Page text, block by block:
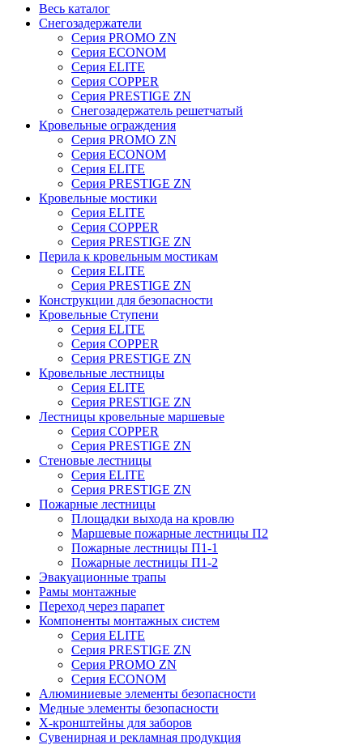
Весь каталог
Снегозадержатели
Серия PROMO ZN
Серия ECONOM
Серия ELITE
Серия COPPER
Серия PRESTIGE ZN
Снегозадержатель решетчатый
Кровельные ограждения
Серия PROMO ZN
Серия ECONOM
Серия ELITE
Серия PRESTIGE ZN
Кровельные мостики
Серия ELITE
Серия COPPER
Серия PRESTIGE ZN
Перила к кровельным мостикам
Серия ELITE
Серия PRESTIGE ZN
Конструкции для безопасности
Кровельные Ступени
Серия ELITE
Серия COPPER
Серия PRESTIGE ZN
Кровельные лестницы
Серия ELITE
Серия PRESTIGE ZN
Лестницы кровельные маршевые
Серия COPPER
Серия PRESTIGE ZN
Стеновые лестницы
Серия ELITE
Серия PRESTIGE ZN
Пожарные лестницы
Площадки выхода на кровлю
Маршевые пожарные лестницы П2
Пожарные лестницы П1-1
Пожарные лестницы П1-2
Эвакуационные трапы
Рамы монтажные
Переход через парапет
Компоненты монтажных систем
Серия ELITE
Серия PRESTIGE ZN
Серия PROMO ZN
Серия ECONOM
Алюминиевые элементы безопасности
Медные элементы безопасности
X-кронштейны для заборов
Сувенирная и рекламная продукция